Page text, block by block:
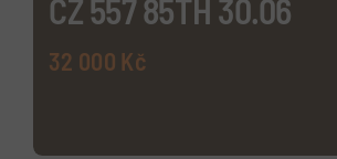
CZ 557 85TH 30.06
32 000 Kč